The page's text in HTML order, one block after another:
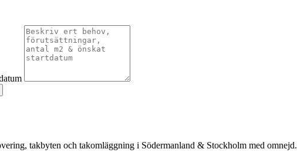
takbyten och takomläggning i Södermanland & Stockholm med omnejd.